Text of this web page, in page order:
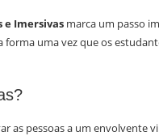
e Imersivas marca um passo
uma vez que os
as pessoas a um envolvente